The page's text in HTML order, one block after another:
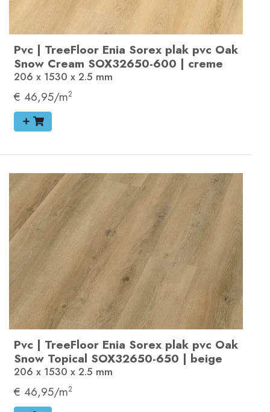
Pvc | TreeFloor Enia Sorex plak pvc Oak
Snow Cream SOX32650-600 | creme
206 x 1530 x 2.5 mm
€ 46,95/m2
Pvc | TreeFloor Enia Sorex plak pvc Oak
Snow Topical SOX32650-650 | beige
206 x 1530 x 2.5 mm
€ 46,95/m2